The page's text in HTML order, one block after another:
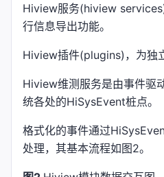
Hiview服务(hiview
行信息导出功能。
Hiview插件(plugins)，为独
Hiview维测服务是由事件驱
统各处的HiSysEvent桩点。
格式化的事件通过
处理，其基本流程如图2。